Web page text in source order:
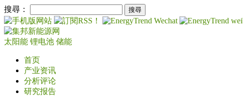
搜尋：
太阳能 锂电池 储能
首页
产业资讯
分析评论
研究报告